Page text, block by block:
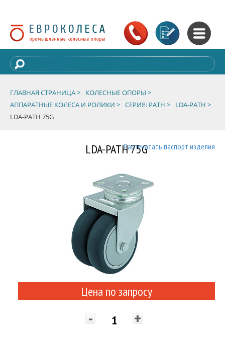
ГЛАВНАЯ СТРАНИЦА >
КОЛЕСНЫЕ ОПОРЫ >
АППАРАТНЫЕ КОЛЕСА И РОЛИКИ > СЕРИЯ: PATH >
LDA-PATH >
LDA-PATH 75G
LDA-PATH 75GРаспечатать паспорт изделия
Цена по запросу
- +